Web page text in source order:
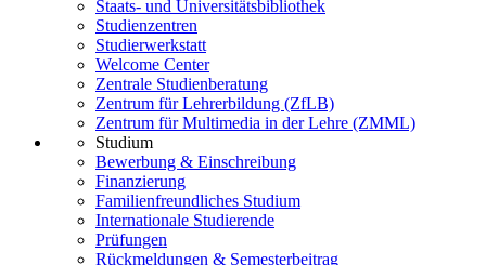
Staats- und Universitätsbibliothek
Studienzentren
Studierwerkstatt
Welcome Center
Zentrale Studienberatung
Zentrum für Lehrerbildung (ZfLB)
Zentrum für Multimedia in der Lehre (ZMML)
Studium
Bewerbung & Einschreibung
Finanzierung
Familienfreundliches Studium
Internationale Studierende
Prüfungen
Rückmeldungen & Semesterbeitrag